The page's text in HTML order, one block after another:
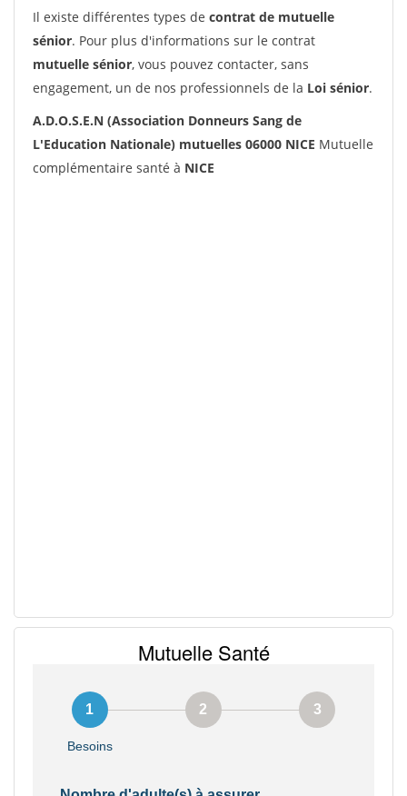
Il existe différentes types de contrat de mutuelle
sénior. Pour plus d'informations sur le contrat
mutuelle sénior, vous pouvez contacter, sans
engagement, un de nos professionnels de la Loi sénior.
A.D.O.S.E.N (Association Donneurs Sang de
L'Education Nationale) mutuelles 06000 NICE Mutuelle
complémentaire santé à NICE